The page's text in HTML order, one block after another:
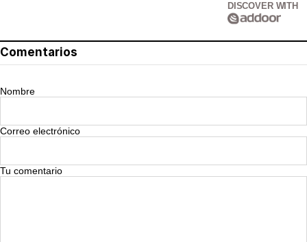
DISCOVER WITH
Comentarios
Nombre
Correo electrónico
Tu comentario